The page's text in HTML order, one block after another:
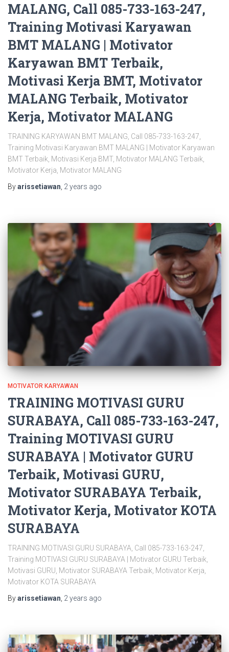
MALANG, Call 085-733-163-247,
Training Motivasi Karyawan
BMT MALANG | Motivator
Karyawan BMT Terbaik,
Motivasi Kerja BMT, Motivator
MALANG Terbaik, Motivator
Kerja, Motivator MALANG
TRAINING KARYAWAN BMT MALANG, Call 085-733-163-247,
Training Motivasi Karyawan BMT MALANG | Motivator Karyawan
BMT Terbaik, Motivasi Kerja BMT, Motivator MALANG Terbaik,
Motivator Kerja, Motivator MALANG
Byarissetiawan, 2 years ago
MOTIVATOR KARYAWAN
TRAINING MOTIVASI GURU
SURABAYA, Call 085-733-163-247,
Training MOTIVASI GURU
SURABAYA | Motivator GURU
Terbaik, Motivasi GURU,
Motivator SURABAYA Terbaik,
Motivator Kerja, Motivator KOTA
SURABAYA
TRAINING MOTIVASI GURU SURABAYA, Call 085-733-163-247,
Training MOTIVASI GURU SURABAYA | Motivator GURU Terbaik,
Motivasi GURU, Motivator SURABAYA Terbaik, Motivator Kerja,
Motivator KOTA SURABAYA
Byarissetiawan 2 years ago